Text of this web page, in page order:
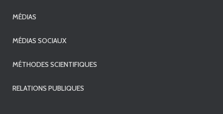
MÉDIAS
MÉDIAS SOCIAUX
MÉTHODES SCIENTIFIQUES
RELATIONS PUBLIQUES